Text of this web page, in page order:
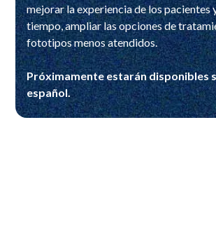
mejorar la experiencia de los pacientes
tiempo, ampliar las opciones de
fototipos menos atendidos.
Próximamente estarán disponibles
español.